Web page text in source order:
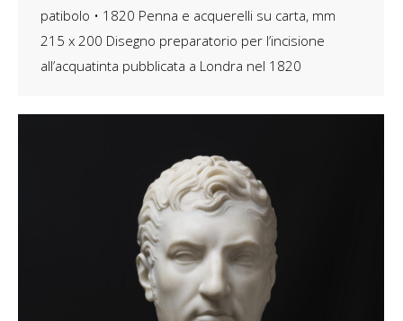
patibolo • 1820 Penna e acquerelli su carta, mm
215 x 200 Disegno preparatorio per l’incisione
all’acquatinta pubblicata a Londra nel 1820